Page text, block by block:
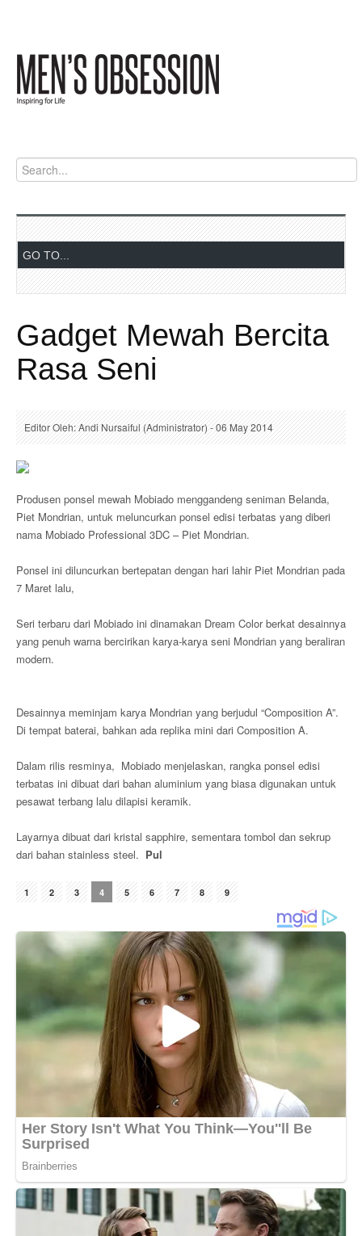
Gadget Mewah Bercita
Rasa Seni
Editor Oleh: Andi Nursaiful (Administrator) - 06 May 2014
Produsen ponsel mewah Mobiado menggandeng seniman Belanda,
Piet Mondrian, untuk meluncurkan ponsel edisi terbatas yang diberi
nama Mobiado Professional 3DC – Piet Mondrian.
Ponsel ini diluncurkan bertepatan dengan hari lahir Piet Mondrian pada
7 Maret lalu,
Seri terbaru dari Mobiado ini dinamakan Dream Color berkat desainnya
yang penuh warna bercirikan karya-karya seni Mondrian yang beraliran
modern.
Desainnya meminjam karya Mondrian yang berjudul “Composition A”.
Di tempat baterai, bahkan ada replika mini dari Composition A.
Dalam rilis resminya, Mobiado menjelaskan, rangka ponsel edisi
terbatas ini dibuat dari bahan aluminium yang biasa digunakan untuk
pesawat terbang lalu dilapisi keramik.
Layarnya dibuat dari kristal sapphire, sementara tombol dan sekrup
dari bahan stainless steel. Pul
1 2 3 4 5 6 7 8 9